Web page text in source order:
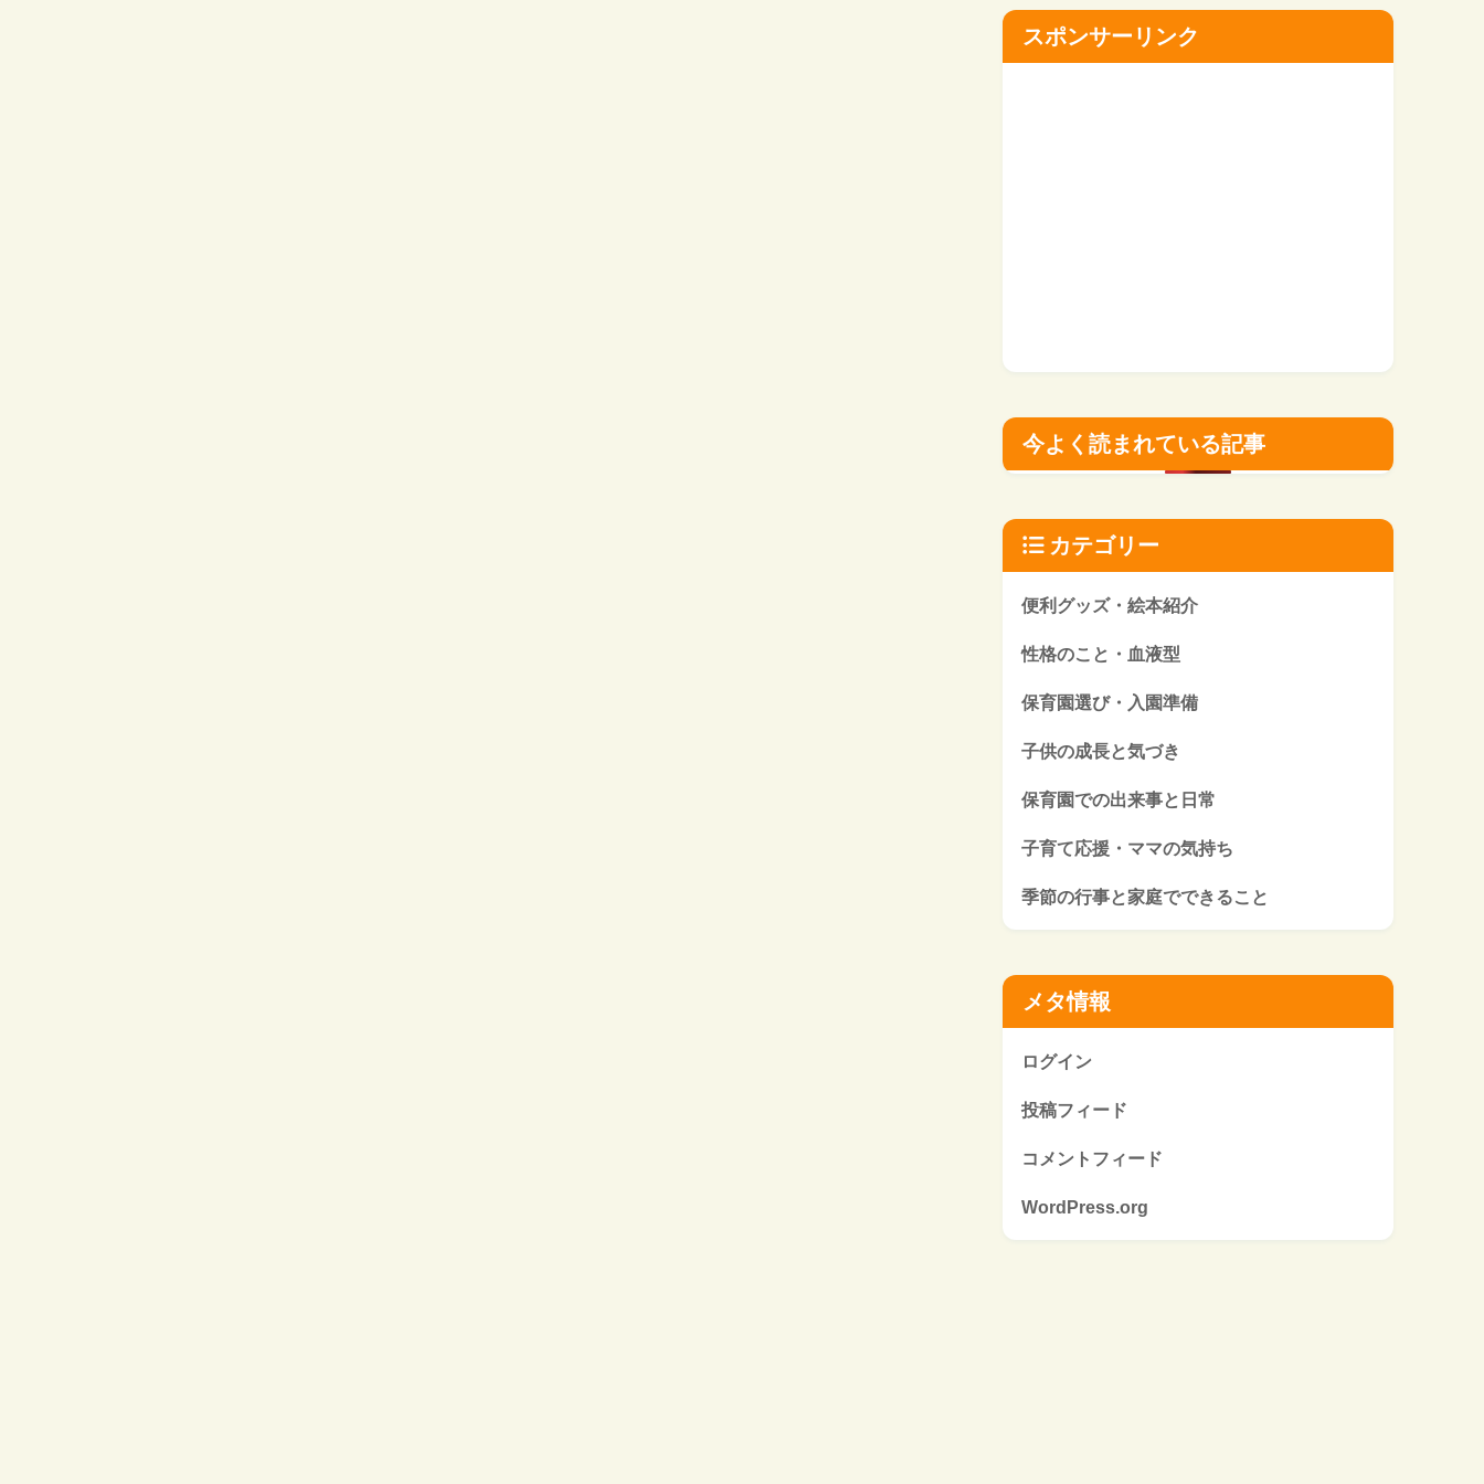
スポンサーリンク
今よく読まれている記事
カテゴリー
便利グッズ・絵本紹介
性格のこと・血液型
保育園選び・入園準備
子供の成長と気づき
保育園での出来事と日常
子育て応援・ママの気持ち
季節の行事と家庭でできること
メタ情報
ログイン
投稿フィード
コメントフィード
WordPress.org